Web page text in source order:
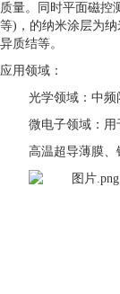
质量。同时平面磁控
等)，的纳米涂层为
异质结等。
应用领域：
光学领域：中
微电子领域：
高温超导薄膜